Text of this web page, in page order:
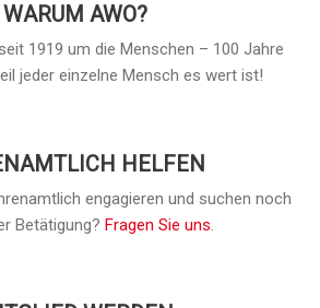
WARUM AWO?
1919 um die Menschen – 100 Jahre
jeder einzelne Mensch es wert ist!
HELFEN
engagieren und suchen noch
Betätigung? Fragen Sie uns.